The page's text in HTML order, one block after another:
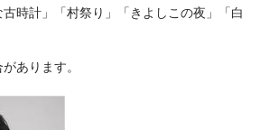
古時計」「村祭り」「きよしこの夜」「白
あります。